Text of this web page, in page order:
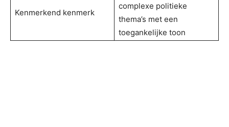
Kenmerkend kenmerk
complexe politieke
thema’s met een
toegankelijke toon